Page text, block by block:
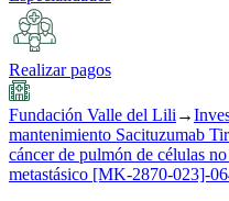
Realizar pagos
Fundación Valle del Lili →
mantenimiento Sacituzumab
cáncer de pulmón de células
metastásico [MK-2870-023]-